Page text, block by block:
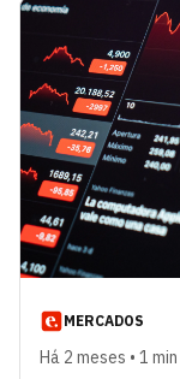
MERCADOS
Há 2 meses • 1